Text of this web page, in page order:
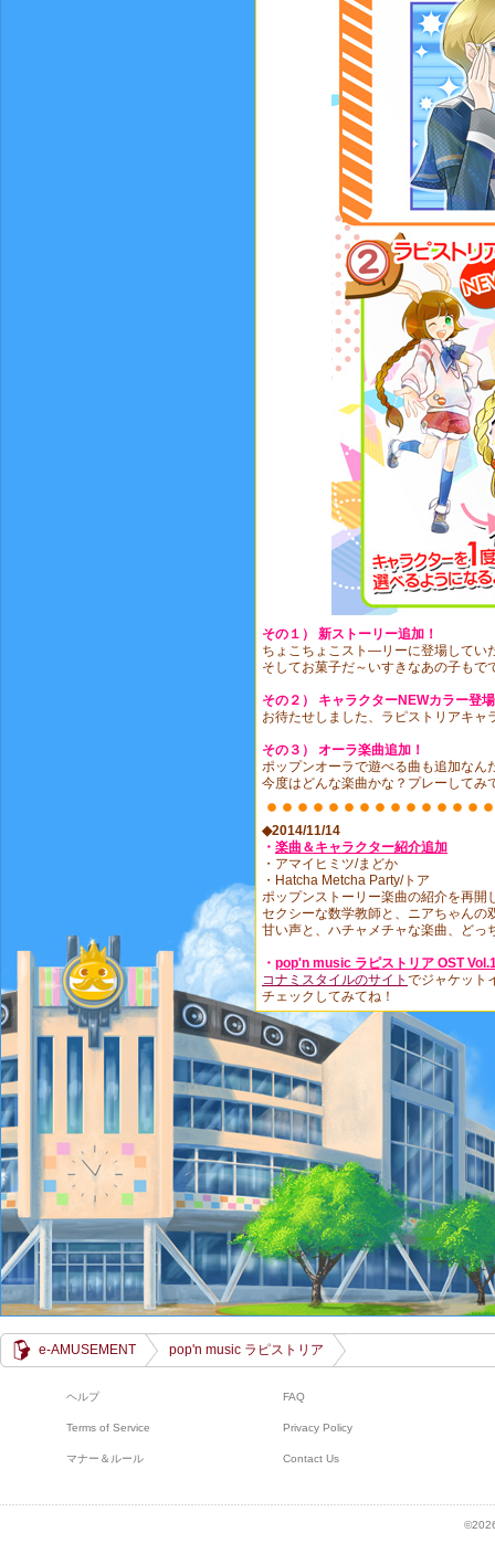
その１） 新ストーリー追加！
ちょこちょこスト―リーに登場してい
そしてお菓子だ～いすきなあの子も
その２） キャラクターNEWカラー登
お待たせしました、ラピストリアキ
その３） オーラ楽曲追加！
ポップンオーラで遊べる曲も追加なん
今度はどんな楽曲かな？プレーして
◆2014/11/14
・ 楽曲＆キャラクター紹介追加
・アマイヒミツ/まどか
・Hatcha Metcha Party/トア
ポップンストーリー楽曲の紹介を再開
セクシーな数学教師と、ニアちゃんの
甘い声と、ハチャメチャな楽曲、どっ
・ pop'n music ラピストリア OST
コナミスタイルのサイト でジャケット
チェックしてみてね！
e-AMUSEMENT pop'n music ラピストリア
ヘルプ FAQ
Terms of Service Privacy Policy
マナー＆ルール Contact Us